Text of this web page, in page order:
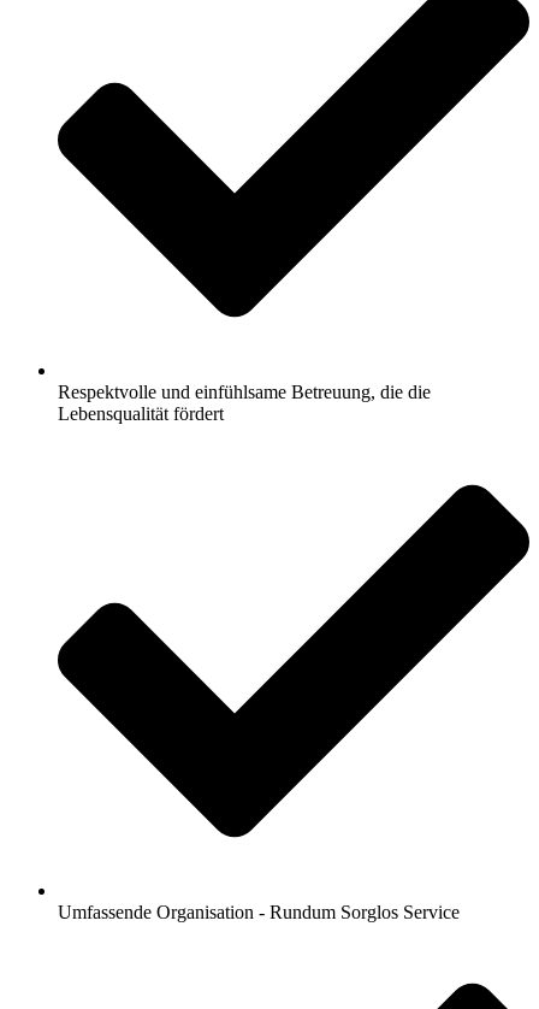
Respektvolle und einfühlsame Betreuung, die die
Lebensqualität fördert
Umfassende Organisation - Rundum Sorglos Service